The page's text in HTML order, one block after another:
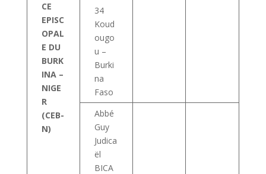
CE
EPISC
OPAL
E DU
BURK
INA –
NIGE
R
(CEB-
N)
34
Koud
ougo
u –
Burki
na
Faso
Abbé
Guy
Judica
ël
BICA